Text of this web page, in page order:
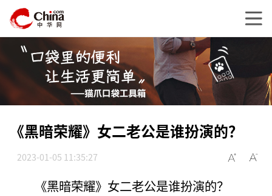
《黑暗荣耀》女二老公是谁扮演的？
2023-01-05 11:35:27
《黑暗荣耀》女二老公是谁扮演的？